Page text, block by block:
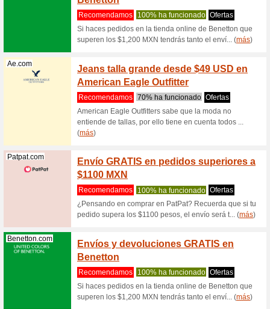
Nordstrom.com
Para
Nordstrom.com